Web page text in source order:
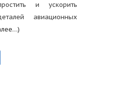
и ускорить
авиационных